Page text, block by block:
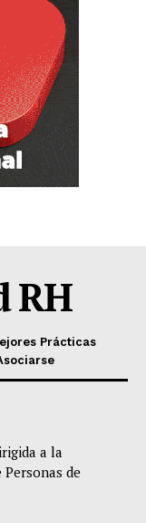
RH
Prácticas
a la
de